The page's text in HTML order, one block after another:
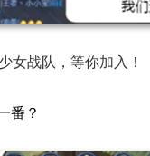
女战队，等你加入！
番？